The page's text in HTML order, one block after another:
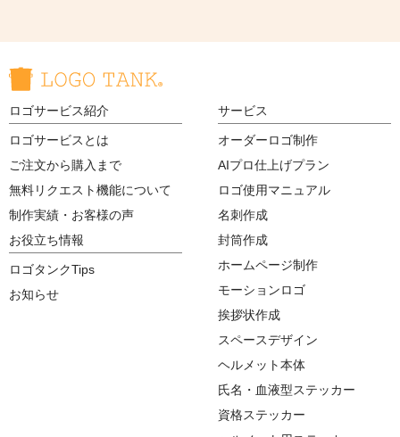
ロゴサービス紹介
ロゴサービスとは
ご注文から購入まで
無料リクエスト機能について
制作実績・お客様の声
お役立ち情報
ロゴタンクTips
お知らせ
サービス
オーダーロゴ制作
AIプロ仕上げプラン
ロゴ使用マニュアル
名刺作成
封筒作成
ホームページ制作
モーションロゴ
挨拶状作成
スペースデザイン
ヘルメット本体
氏名・血液型ステッカー
資格ステッカー